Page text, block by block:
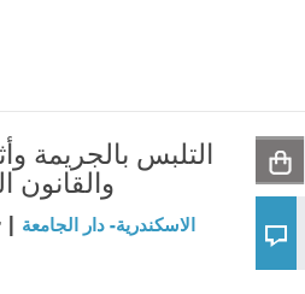
التلبس بالجريمة
| الاسكندرية- دار الجامعة